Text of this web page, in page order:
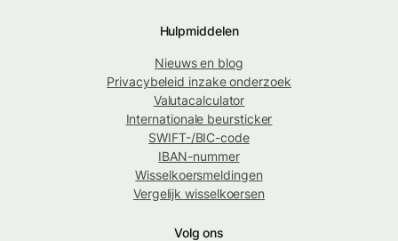
Hulpmiddelen
Nieuws en blog
Privacybeleid inzake onderzoek
Valutacalculator
Internationale beursticker
SWIFT-/BIC-code
IBAN-nummer
Wisselkoersmeldingen
Vergelijk wisselkoersen
Volg ons